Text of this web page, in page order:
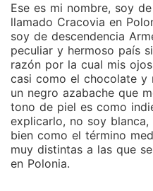
Ese es mi nombre, soy
llamado Cracovia en
soy de descendencia
peculiar y hermoso país
razón por la cual mis
casi como el chocolate y
un negro azabache que
tono de piel es como
explicarlo, no soy
bien como el término
muy distintas a las que
en Polonia.